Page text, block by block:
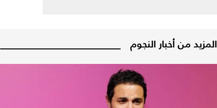
المزيد من أخبار النجوم